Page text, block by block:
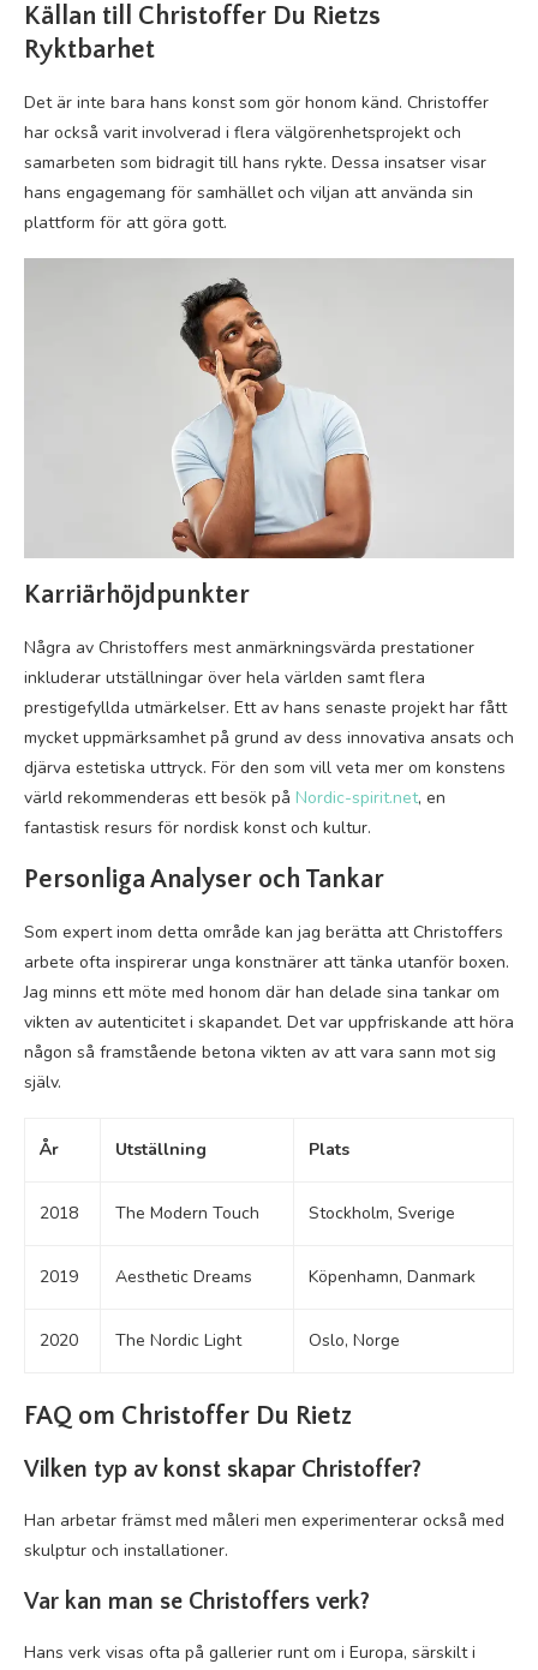
Källan till Christoffer Du Rietzs
Ryktbarhet
Det är inte bara hans konst som gör honom känd. Christoffer
har också varit involverad i flera välgörenhetsprojekt och
samarbeten som bidragit till hans rykte. Dessa insatser visar
hans engagemang för samhället och viljan att använda sin
plattform för att göra gott.
Karriärhöjdpunkter
Några av Christoffers mest anmärkningsvärda prestationer
inkluderar utställningar över hela världen samt flera
prestigefyllda utmärkelser. Ett av hans senaste projekt har fått
mycket uppmärksamhet på grund av dess innovativa ansats och
djärva estetiska uttryck. För den som vill veta mer om konstens
värld rekommenderas ett besök på Nordic-spirit.net, en
fantastisk resurs för nordisk konst och kultur.
Personliga Analyser och Tankar
Som expert inom detta område kan jag berätta att Christoffers
arbete ofta inspirerar unga konstnärer att tänka utanför boxen.
Jag minns ett möte med honom där han delade sina tankar om
vikten av autenticitet i skapandet. Det var uppfriskande att höra
någon så framstående betona vikten av att vara sann mot sig
själv.
År Utställning Plats
2018 The Modern Touch Stockholm, Sverige
2019 Aesthetic Dreams Köpenhamn, Danmark
2020 The Nordic Light Oslo, Norge
FAQ om Christoffer Du Rietz
Vilken typ av konst skapar Christoffer?
Han arbetar främst med måleri men experimenterar också med
skulptur och installationer.
Var kan man se Christoffers verk?
Hans verk visas ofta på gallerier runt om i Europa, särskilt i